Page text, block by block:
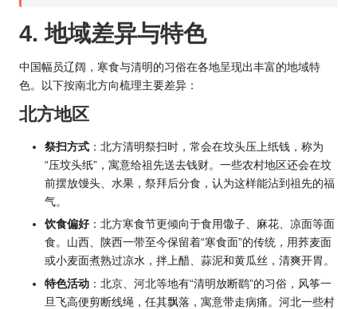
4. 地域差异与特色
中国幅员辽阔，寒食与清明的习俗在各地呈现出丰富的地域特
色。以下按南北方向梳理主要差异：
北方地区
祭扫方式 ：北方清明祭扫时，常会在坟头压上纸钱，称为
“压坟头纸”，寓意给祖先送去钱财。一些农村地区还会在坟
前摆放馒头、水果，祭拜后分食，认为这样能沾到祖先的福
气。
饮食偏好 ：北方寒食节更倾向于食用馓子、麻花、凉面等面
食。山西、陕西一带至今保留着“寒食面”的传统，用荞麦面
或小麦面煮熟过凉水，拌上醋、蒜泥和黄瓜丝，清爽开胃。
特色活动 ：北京、河北等地有“清明放断鹞”的习俗，风筝一
旦飞高便剪断线绳，任其飘落，寓意带走病痛。河北一些村